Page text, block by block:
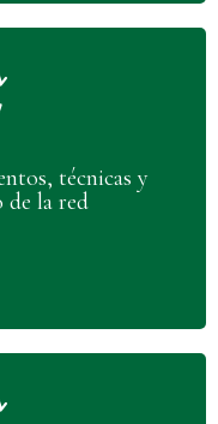
técnicas y
de la red